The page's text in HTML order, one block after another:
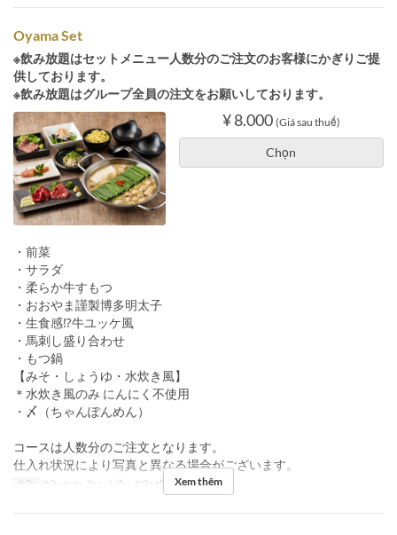
Oyama Set
※飲み放題はセットメニュー人数分のご注文のお客様にかぎりご提
供しております。
※飲み放題はグループ全員の注文をお願いしております。
¥ 8.000 (Giá sau thuế)
Chọn
・前菜
・サラダ
・柔らか牛すもつ
・おおやま謹製博多明太子
・生食感⁉牛ユッケ風
・馬刺し盛り合わせ
・もつ鍋
【みそ・しょうゆ・水炊き風】
＊水炊き風のみ にんにく不使用
・〆（ちゃんぽんめん）
コースは人数分のご注文となります。
仕入れ状況により写真と異なる場合がございます。
Bữa Bữa trưa, Trà chiều, Bữa tối Xem thêm